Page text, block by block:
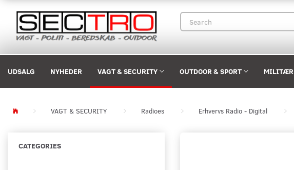
UDSALG NYHEDER VAGT & SECURITY OUTDOOR & SPORT MILITÆR
VAGT & SECURITY Radioes Erhvervs Radio - Digital
CATEGORIES